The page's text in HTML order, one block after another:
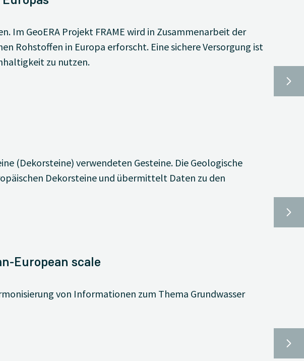
Im GeoERA Projekt FRAME wird in Zusammenarbeit der
Rohstoffen in Europa erforscht. Eine sichere Versorgung ist
zu nutzen.
(Dekorsteine) verwendeten Gesteine. Die Geologische
Dekorsteine und übermittelt Daten zu den
European scale
von Informationen zum Thema Grundwasser